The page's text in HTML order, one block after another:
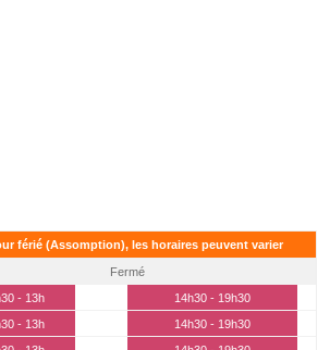
férié (Assomption), les horaires peuvent varier
Fermé
- 13h
14h30 - 19h30
- 13h
14h30 - 19h30